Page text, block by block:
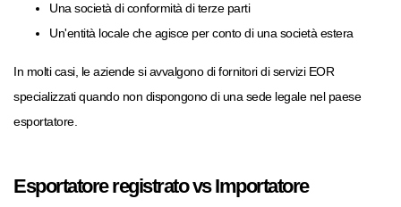
Una società di conformità di terze parti
Un'entità locale che agisce per conto di una società estera
In molti casi, le aziende si avvalgono di fornitori di servizi EOR
specializzati quando non dispongono di una sede legale nel paese
esportatore.
Esportatore registrato vs Importatore